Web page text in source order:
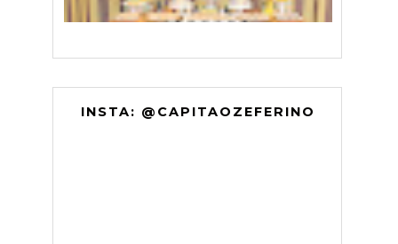
INSTA: @CAPITAOZEFERINO